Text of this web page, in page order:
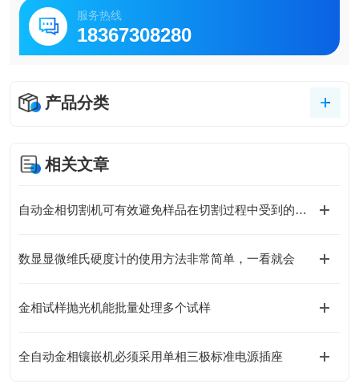
服务热线
18367308280
产品分类
相关文章
自动金相切割机可有效避免样品在切割过程中受到的热损伤
数显显微维氏硬度计的使用方法非常简单，一看就会
金相试样抛光机能批量处理多个试样
全自动金相镶嵌机必须采用单相三极标准电源插座